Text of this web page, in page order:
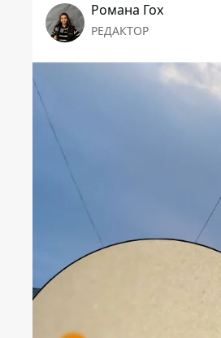
Романа Гох
РЕДАКТОР